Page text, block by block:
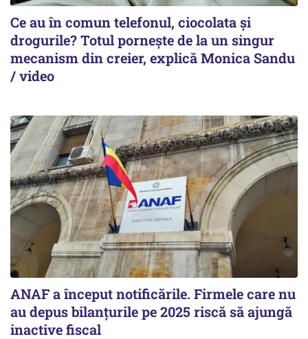
Ce au în comun telefonul, ciocolata și
drogurile? Totul pornește de la un singur
mecanism din creier, explică Monica Sandu
/ video
ANAF a început notificările. Firmele care nu
au depus bilanțurile pe 2025 riscă să ajungă
inactive fiscal